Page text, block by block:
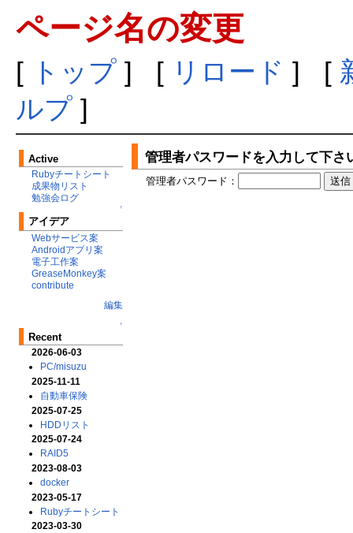
ページ名の変更
[ トップ] [ リロード ] [
ルプ]
Active
Rubyチートシート
成果物リスト
勉強会ログ
↑
アイデア
Webサービス案
Androidアプリ案
電子工作案
GreaseMonkey案
contribute
編集
↑
Recent
2026-06-03
PC/misuzu
2025-11-11
自動車保険
2025-07-25
HDDリスト
2025-07-24
RAID5
2023-08-03
docker
2023-05-17
Rubyチートシート
2023-03-30
管理者パスワードを入力して下さ
管理者パスワード：